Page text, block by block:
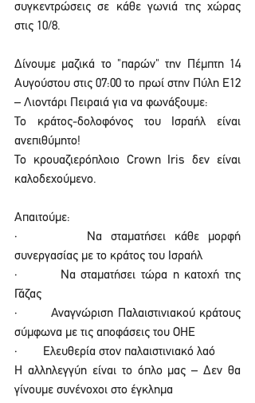
συγκεντρώσεις σε κάθε γωνιά της χώρας
στις 10/8.
Δίνουμε μαζικά το "παρών" την Πέμπτη 14
Αυγούστου στις 07:00 το πρωί στην Πύλη Ε12
– Λιοντάρι Πειραιά για να φωνάξουμε:
Το κράτος-δολοφόνος του Ισραήλ είναι
ανεπιθύμητο!
Το κρουαζιερόπλοιο Crown Iris δεν είναι
καλοδεχούμενο.
Απαιτούμε:
·        Να σταματήσει κάθε μορφή
συνεργασίας με το κράτος του Ισραήλ
·        Να σταματήσει τώρα η κατοχή της
Γάζας
·        Αναγνώριση Παλαιστινιακού κράτους
σύμφωνα με τις αποφάσεις του ΟΗΕ
·        Ελευθερία στον παλαιστινιακό λαό
Η αλληλεγγύη είναι το όπλο μας – Δεν θα
γίνουμε συνένοχοι στο έγκλημα